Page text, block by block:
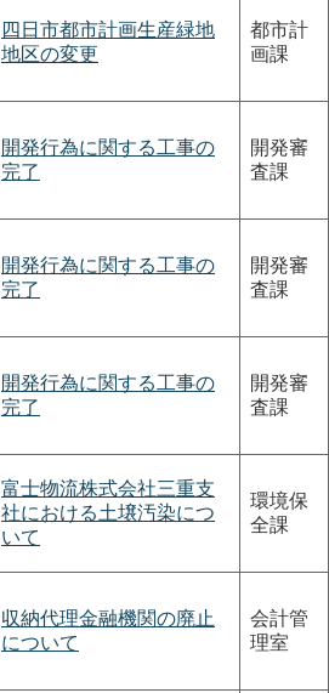
四日市都市計画生産緑地
地区の変更
都市計
画課
開発行為に関する工事の
完了
開発審
査課
開発行為に関する工事の
完了
開発審
査課
開発行為に関する工事の
完了
開発審
査課
富士物流株式会社三重支
社における土壌汚染につ
いて
環境保
全課
収納代理金融機関の廃止
について
会計管
理室